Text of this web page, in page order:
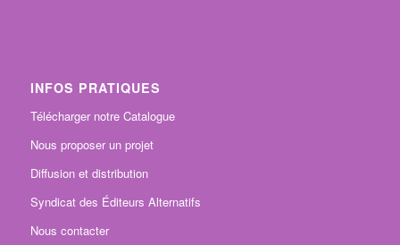
INFOS PRATIQUES
Télécharger notre Catalogue
Nous proposer un projet
Diffusion et distribution
Syndicat des Éditeurs Alternatifs
Nous contacter